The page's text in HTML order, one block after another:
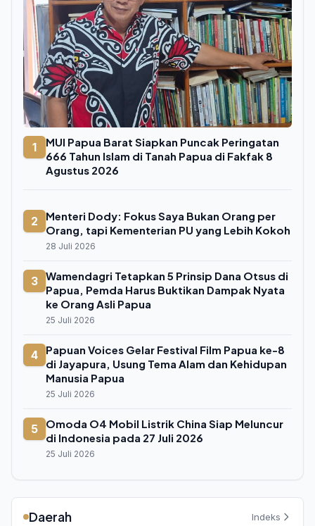
1
MUI Papua Barat Siapkan Puncak Peringatan
666 Tahun Islam di Tanah Papua di Fakfak 8
Agustus 2026
2
Menteri Dody: Fokus Saya Bukan Orang per
Orang, tapi Kementerian PU yang Lebih Kokoh
28 Juli 2026
3 Wamendagri Tetapkan 5 Prinsip Dana Otsus di
Papua, Pemda Harus Buktikan Dampak Nyata
ke Orang Asli Papua
25 Juli 2026
4
Papuan Voices Gelar Festival Film Papua ke-8
di Jayapura, Usung Tema Alam dan Kehidupan
Manusia Papua
25 Juli 2026
5
Omoda O4 Mobil Listrik China Siap Meluncur
di Indonesia pada 27 Juli 2026
25 Juli 2026
Daerah Indeks